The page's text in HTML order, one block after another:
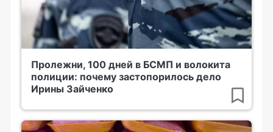
Пролежни, 100 дней в БСМП и волокита
полиции: почему застопорилось дело
Ирины Зайченко